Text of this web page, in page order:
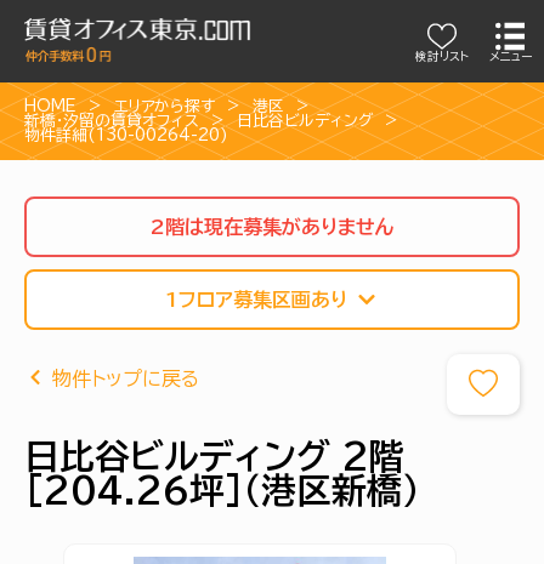
検討リスト メニュー
HOME エリアから探す
港区
新橋・汐留の賃貸オフィス
日比谷ビルディング
物件詳細(130-00264-20)
2階は現在募集がありません
1フロア募集区画あり
物件トップに戻る
日比谷ビルディング 2階
[204.26坪]（港区新橋）